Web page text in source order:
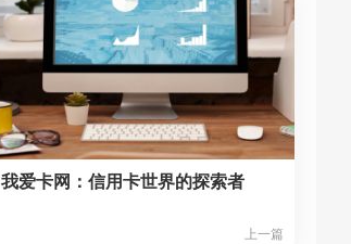
我爱卡网：信用卡世界的探索者
上一篇